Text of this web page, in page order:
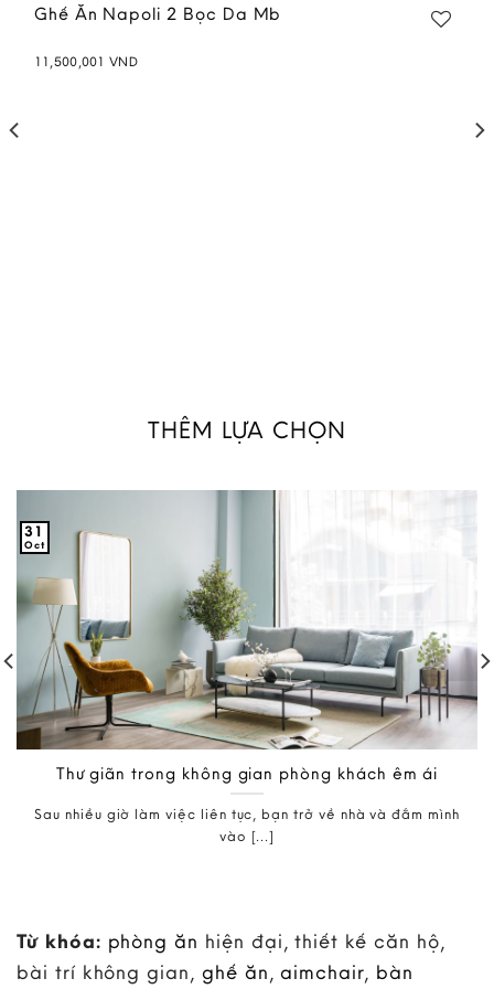
Ghế Ăn Napoli 2 Bọc Da Mb
11,500,001VND
THÊM LỰA CHỌN
Thư giãn trong không gian phòng khách êm ái
Sau nhiều giờ làm việc liên tục, bạn trở về nhà và đắm mình
vào [...]
31
Oct
Từ khóa: phòng ăn hiện đại, thiết kế căn hộ,
bài trí không gian, ghế ăn,aimchair, bàn